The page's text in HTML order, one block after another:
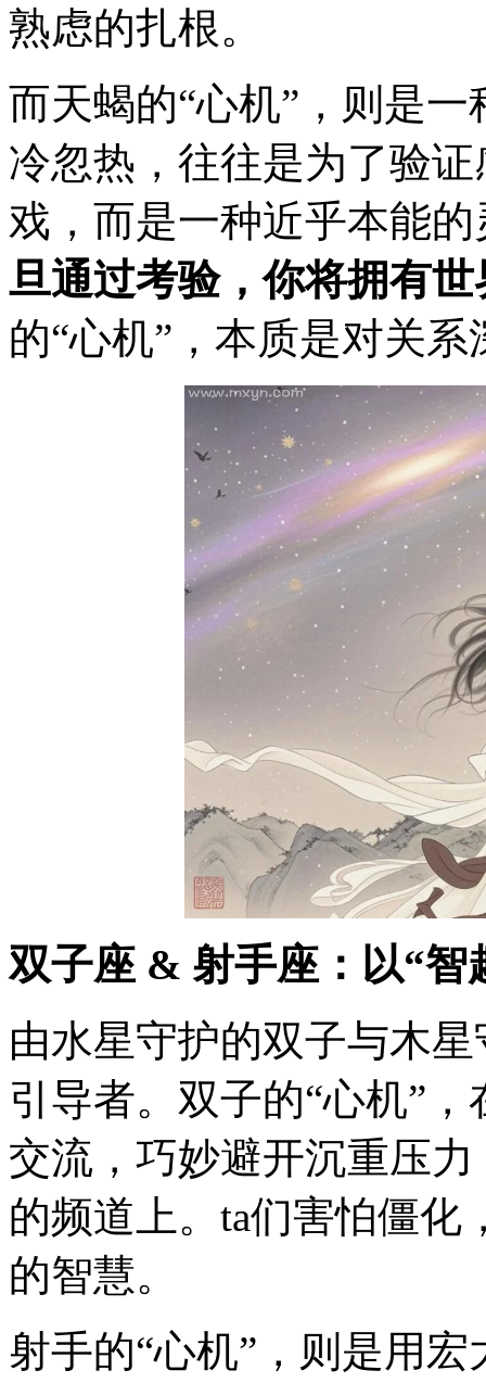
熟虑的扎根。
而天蝎的“心机”，则是
冷忽热，往往是为了验
戏，而是一种近乎本能
旦通过考验，你将拥有
的“心机”，本质是对关
双子座 & 射手座：以“智
由水星守护的双子与木
引导者。双子的“心机”
交流，巧妙避开沉重压
的频道上。ta们害怕僵化
的智慧。
射手的“心机”，则是用